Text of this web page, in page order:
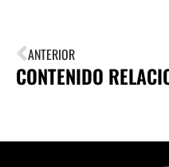
ANTERIOR
CONTENIDO